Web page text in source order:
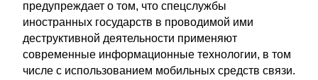
предупреждает о том, что спецслужбы
иностранных государств в проводимой ими
деструктивной деятельности применяют
современные информационные технологии, в том
числе с использованием мобильных средств связи.